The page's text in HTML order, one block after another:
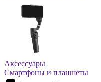
Аксессуары
Смартфоны и планшеты